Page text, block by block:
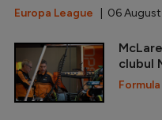
Europa League | 06
clubul
Formula